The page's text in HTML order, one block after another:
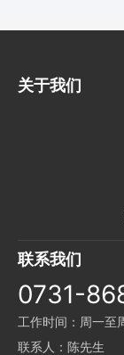
关于我们
联系我们
0731-
工作时间：周一
联系人：陈先生